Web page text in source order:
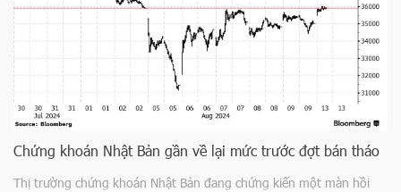
Chứng khoán Nhật Bản gần về lại mức trước đợt bán tháo
Thị trường chứng khoán Nhật Bản đang chứng kiến một màn hồi